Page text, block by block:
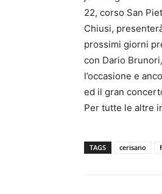
22, corso San
Chiusi,
prossimi giorni
con Dario
l’occasione e
ed il gran
Per tutte le altre
TAGS cerisano